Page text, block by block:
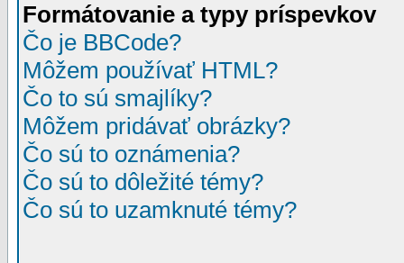
Formátovanie a typy príspevkov
Čo je BBCode?
Môžem používať HTML?
Čo to sú smajlíky?
Môžem pridávať obrázky?
Čo sú to oznámenia?
Čo sú to dôležité témy?
Čo sú to uzamknuté témy?